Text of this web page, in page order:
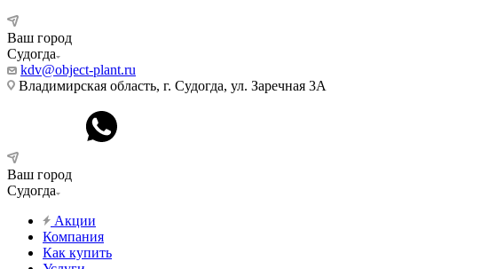
Ваш город
Судогда
kdv@object-plant.ru
Владимирская область, г. Судогда, ул. Заречная 3А
Ваш город
Судогда
Акции
Компания
Как купить